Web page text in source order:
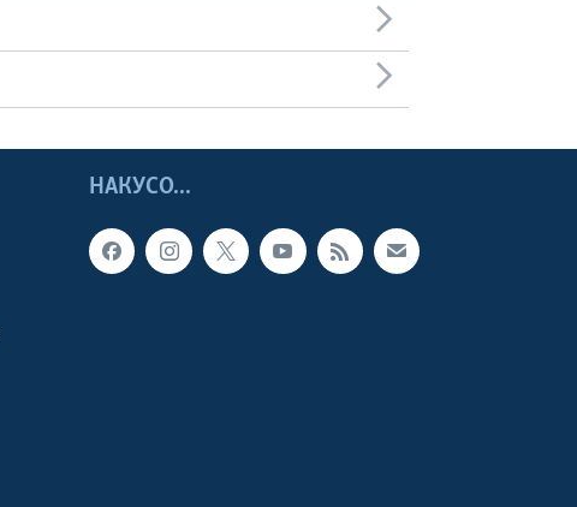
НАКУСО...